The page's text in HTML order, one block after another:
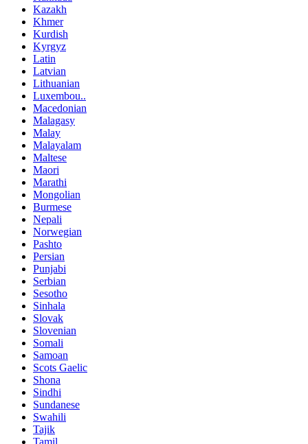
Kazakh
Khmer
Kurdish
Kyrgyz
Latin
Latvian
Lithuanian
Luxembou..
Macedonian
Malagasy
Malay
Malayalam
Maltese
Maori
Marathi
Mongolian
Burmese
Nepali
Norwegian
Pashto
Persian
Punjabi
Serbian
Sesotho
Sinhala
Slovak
Slovenian
Somali
Samoan
Scots Gaelic
Shona
Sindhi
Sundanese
Swahili
Tajik
Tamil